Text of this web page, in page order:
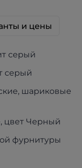
и цены
серый
серый
шариковые
цвет Черный
фурнитуры